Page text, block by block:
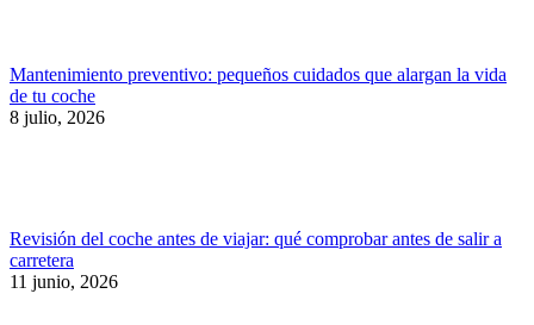
Mantenimiento preventivo: pequeños cuidados que alargan la vida
de tu coche
8 julio, 2026
Revisión del coche antes de viajar: qué comprobar antes de salir a
carretera
11 junio, 2026